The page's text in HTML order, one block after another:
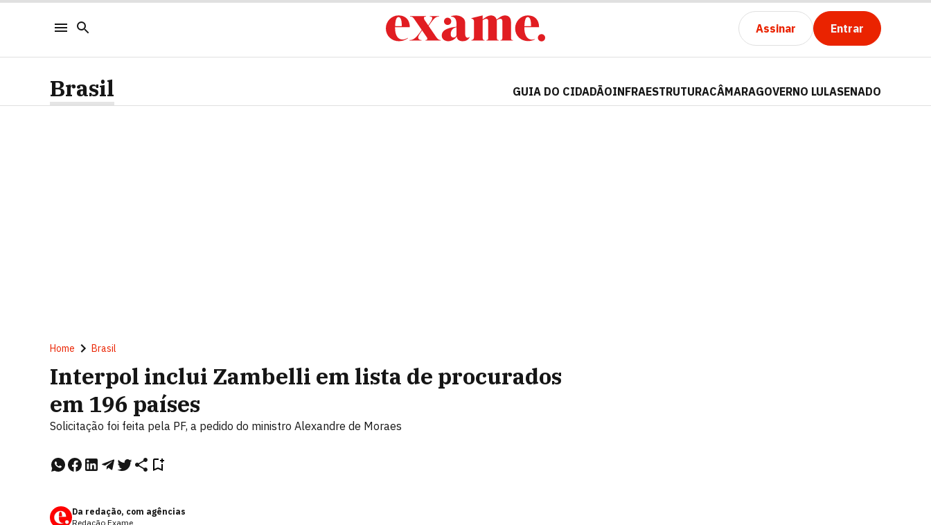
Assinar Entrar
Brasil GUIA DO CIDADÃOINFRAESTRUTURACÂMARAGOVERNO LULASENADO
Home Brasil
Interpol inclui Zambelli em lista de procurados
em 196 países
Solicitação foi feita pela PF, a pedido do ministro Alexandre de Moraes
Da redação, com agências
Redação Exame